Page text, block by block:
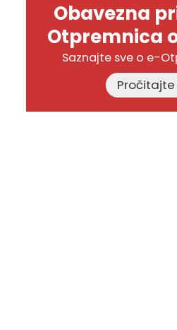
Obavezna
Otpremnica
Saznajte sve o e-